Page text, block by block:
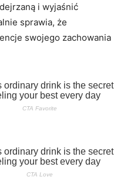
i wyjaśnić
sprawia, że
swojego zachowania